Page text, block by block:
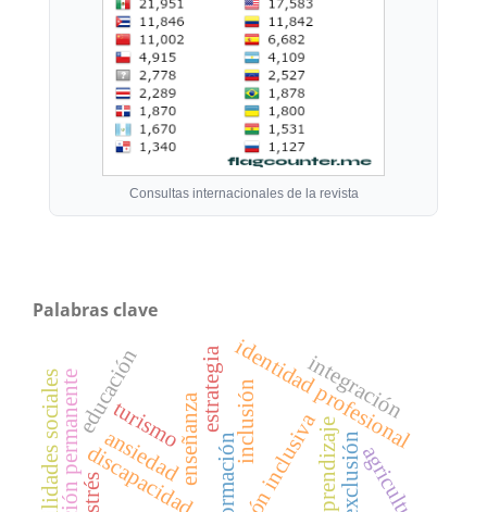
Consultas internacionales de la revista
Palabras clave
formación
identidad profesional
enseñanza aprendizaje
inclusión
exclusión
discapacidad
estrés
ansiedad agricultura
turismo
habilidades socialeseducación integración
estrategia